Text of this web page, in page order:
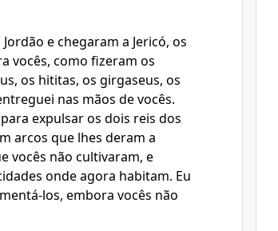
e chegaram a Jericó, os
vocês, como fizeram os
os hititas, os girgaseus, os
nas mãos de vocês.
expulsar os dois reis dos
arcos que lhes deram a
vocês não cultivaram, e
onde agora habitam. Eu
los, embora vocês não